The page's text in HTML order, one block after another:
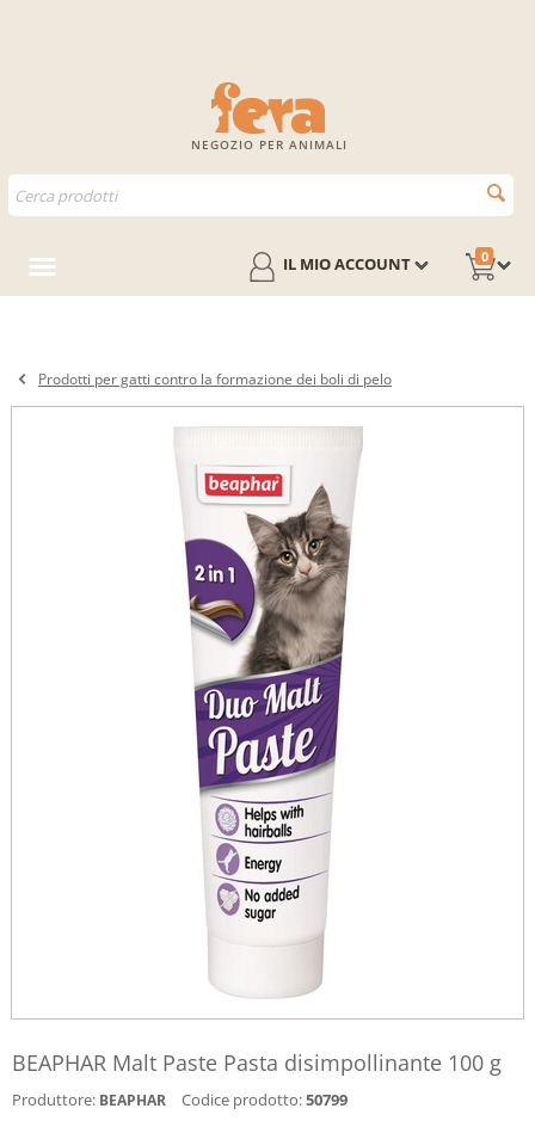
NEGOZIO PER ANIMALI
0
IL MIO ACCOUNT
Prodotti per gatti contro la formazione dei boli di pelo
BEAPHAR Malt Paste Pasta disimpollinante 100 g
Produttore: BEAPHAR Codice prodotto:50799